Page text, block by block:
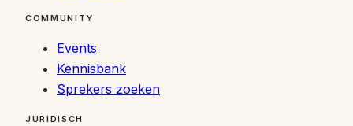
COMMUNITY
Events
Kennisbank
Sprekers zoeken
JURIDISCH